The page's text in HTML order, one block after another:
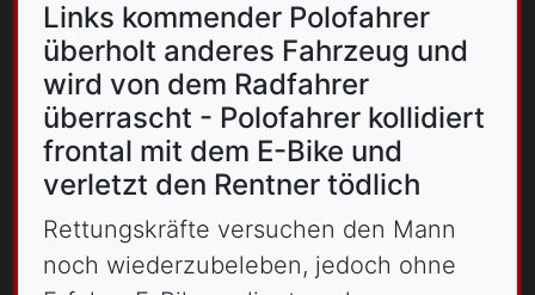
Links kommender Polofahrer
überholt anderes Fahrzeug und
wird von dem Radfahrer
überrascht - Polofahrer kollidiert
frontal mit dem E-Bike und
verletzt den Rentner tödlich
Rettungskräfte versuchen den Mann
noch wiederzubeleben, jedoch ohne